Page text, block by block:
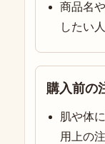
商品名
したい人
購入前の
肌や体
用上の